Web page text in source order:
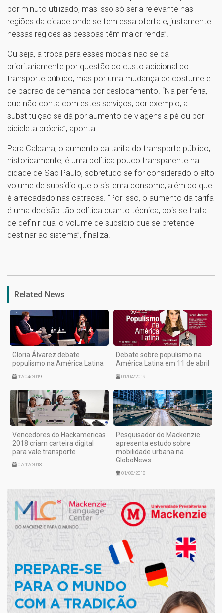
por minuto utilizado, mas isso só seria relevante nas
regiões da cidade onde se tem essa oferta e, justamente
nessas regiões as pessoas têm maior renda”.
Ou seja, a troca para esses modais não se dá
prioritariamente por questão do custo adicional do
transporte público, mas por uma mudança de costume e
de padrão de demanda por deslocamento. “Na periferia,
que não conta com estes serviços, por exemplo, a
substituição se dá por aumento de viagens a pé ou por
bicicleta própria”, aponta.
Para Caldana, o aumento da tarifa do transporte público,
historicamente, é uma política pouco transparente na
cidade de São Paulo, sobretudo se for considerado o alto
volume de subsídio que o sistema consome, além do que
é arrecadado nas catracas. “Por isso, o aumento da tarifa
é uma decisão tão política quanto técnica, pois se trata
de definir qual o volume de subsídio que se pretende
destinar ao sistema”, finaliza.
Related News
Gloria Álvarez debate
populismo na América Latina
12/04/2019
Debate sobre populismo na
América Latina em 11 de abril
01/04/2019
Vencedores do Hackamericas
2018 criam carteira digital
para vale transporte
07/12/2018
Pesquisador do Mackenzie
apresenta estudo sobre
mobilidade urbana na
GloboNews
01/08/2018